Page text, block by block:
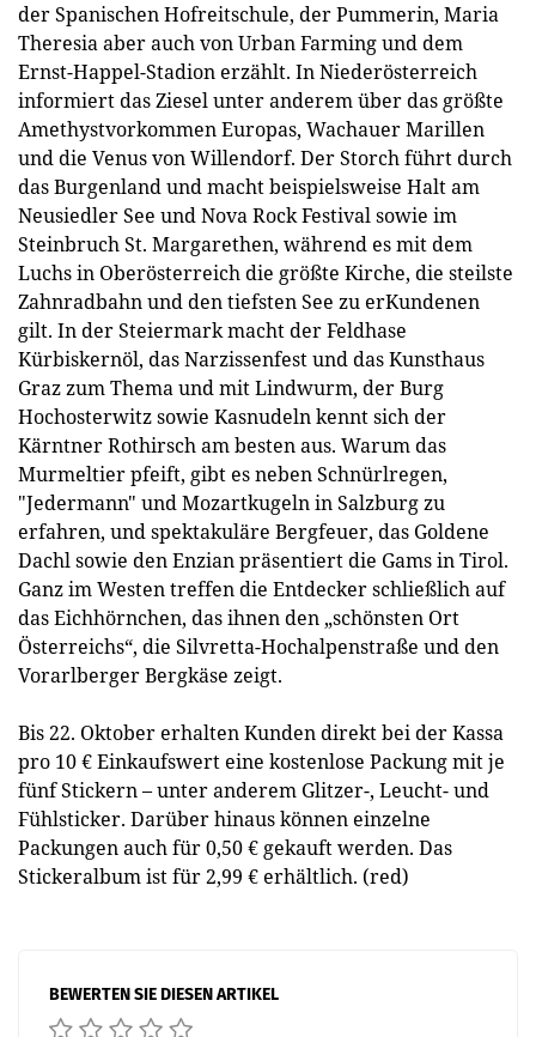
der Spanischen Hofreitschule, der Pummerin, Maria
Theresia aber auch von Urban Farming und dem
Ernst-Happel-Stadion erzählt. In Niederösterreich
informiert das Ziesel unter anderem über das größte
Amethystvorkommen Europas, Wachauer Marillen
und die Venus von Willendorf. Der Storch führt durch
das Burgenland und macht beispielsweise Halt am
Neusiedler See und Nova Rock Festival sowie im
Steinbruch St. Margarethen, während es mit dem
Luchs in Oberösterreich die größte Kirche, die steilste
Zahnradbahn und den tiefsten See zu erKundenen
gilt. In der Steiermark macht der Feldhase
Kürbiskernöl, das Narzissenfest und das Kunsthaus
Graz zum Thema und mit Lindwurm, der Burg
Hochosterwitz sowie Kasnudeln kennt sich der
Kärntner Rothirsch am besten aus. Warum das
Murmeltier pfeift, gibt es neben Schnürlregen,
"Jedermann" und Mozartkugeln in Salzburg zu
erfahren, und spektakuläre Bergfeuer, das Goldene
Dachl sowie den Enzian präsentiert die Gams in Tirol.
Ganz im Westen treffen die Entdecker schließlich auf
das Eichhörnchen, das ihnen den „schönsten Ort
Österreichs“, die Silvretta-Hochalpenstraße und den
Vorarlberger Bergkäse zeigt.
Bis 22. Oktober erhalten Kunden direkt bei der Kassa
pro 10 € Einkaufswert eine kostenlose Packung mit je
fünf Stickern – unter anderem Glitzer-, Leucht- und
Fühlsticker. Darüber hinaus können einzelne
Packungen auch für 0,50 € gekauft werden. Das
Stickeralbum ist für 2,99 € erhältlich. (red)
BEWERTEN SIE DIESEN ARTIKEL